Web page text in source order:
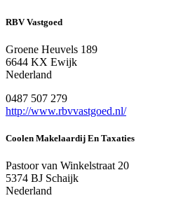
RBV Vastgoed
Groene Heuvels 189
6644 KX Ewijk
Nederland
0487 507 279
http://www.rbvvastgoed.nl/
Coolen Makelaardij En Taxaties
Pastoor van Winkelstraat 20
5374 BJ Schaijk
Nederland